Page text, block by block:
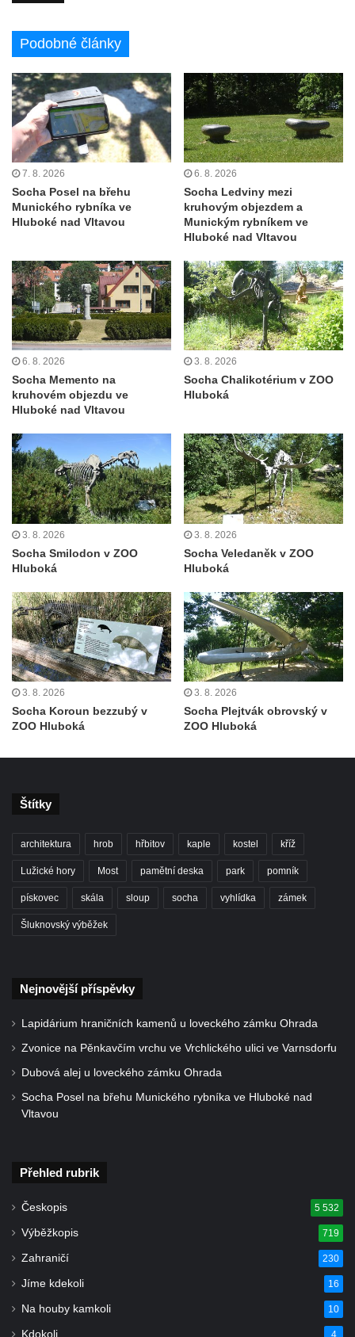
vstupu do poutního místa Římov
Plastika Koule v Gutenbergově ulici v
Liberci
Pamětní deska Vojtěcha Kocmicha na
domě čp. 37 v ulici Betlém v Římově
Pomník na paměť zrušení roboty v Plavu
Socha vodníka v Plavu
Socha svatého Jana Nepomuckého v
Třebušíně
Pamětní deska Johanna Nepomuka
Fischera na domě čp. 5/16 na třídě 9.
května v Rumburku
Pamětní deska Johanna Neumanna
severně od Tokáně
Obrázek svatého Huberta na buku svatého
Obrázek svatého Jakuba na skále u cesty
východně od Srbské Kamenice
Busta Jana Amose Komenského na domě
čp. 37 v Račicích
Socha ležícího koně v Sadech
Československé armády v Teplicích
Socha Medvídě v Tierpark Chemnitz
Sochy Ležící žena v Tierpark Chemnitz
Socha Skupina jeřábů v Tierpark Chemnitz
Socha Panter v ZOO Leipzig
Socha Dívka s mušlí v ZOO Leipzig
Socha Tygr v ZOO Leipzig
Socha Marabu v ZOO Leipzig
Socha Býk v ZOO Dresden
Socha Uprchlý otrok bojuje s divokým psem
Socha divokého prasete před vstupem do
Vltavou
Pamětní kámen revitalizace Vltavy Vraňany
– Hořín u Lužce nad Vltavou
Boží muka v parku před domem čp. 17 v
Sochy „Klaun a dívenka“ v parku v centru
Hrobčic
Socha svatého Antonína poustevníka v
Mirošovicích
Socha vodníka u požární nádrže v
Podobné články
7. 8. 2026
Socha Posel na břehu
Munického rybníka ve
Hluboké nad Vltavou
6. 8. 2026
Socha Ledviny mezi
kruhovým objezdem a
Munickým rybníkem ve
Hluboké nad Vltavou
6. 8. 2026
Socha Memento na
kruhovém objezdu ve
Hluboké nad Vltavou
3. 8. 2026
Socha Chalikotérium v ZOO
Hluboká
3. 8. 2026
Socha Smilodon v ZOO
Hluboká
3. 8. 2026
Socha Veledaněk v ZOO
Hluboká
3. 8. 2026
Socha Koroun bezzubý v
ZOO Hluboká
3. 8. 2026
Socha Plejtvák obrovský v
ZOO Hluboká
Štítky
architektura hrob hřbitov kaple kostel kříž
Lužické hory Most pamětní deska park pomník
pískovec skála sloup socha vyhlídka zámek
Šluknovský výběžek
Nejnovější příspěvky
Lapidárium hraničních kamenů u loveckého zámku Ohrada
Zvonice na Pěnkavčím vrchu ve Vrchlického ulici ve Varnsdorfu
Dubová alej u loveckého zámku Ohrada
Socha Posel na břehu Munického rybníka ve Hluboké nad
Vltavou
Přehled rubrik
Českopis 5 532
Výběžkopis 719
Zahraničí 230
Jíme kdekoli 16
Na houby kamkoli 10
Kdokoli 4